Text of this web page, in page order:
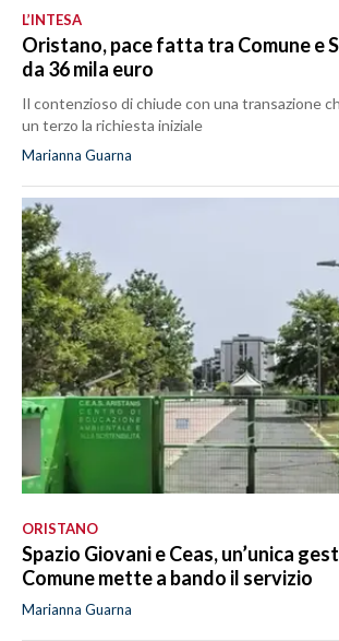
L’INTESA
Oristano, pace fatta tra Comune e
da 36 mila euro
Il contenzioso di chiude con una transazione
un terzo la richiesta iniziale
Marianna Guarna
ORISTANO
Spazio Giovani e Ceas, un’unica
Comune mette a bando il servizio
Marianna Guarna